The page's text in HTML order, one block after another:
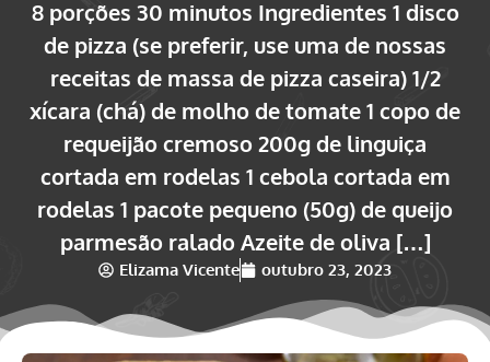
8 porções 30 minutos Ingredientes 1 disco
de pizza (se preferir, use uma de nossas
receitas de massa de pizza caseira) 1/2
xícara (chá) de molho de tomate 1 copo de
requeijão cremoso 200g de linguiça
cortada em rodelas 1 cebola cortada em
rodelas 1 pacote pequeno (50g) de queijo
parmesão ralado Azeite de oliva […]
Elizama Vicente outubro 23, 2023